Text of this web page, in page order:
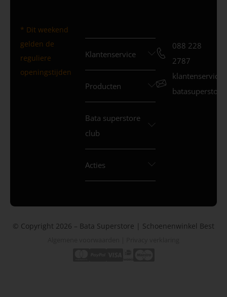
* Dit weekend
gelden de
reguliere
openingstijden
Klantenservice
Producten
Bata superstore
club
Acties
088 228
2787
© Copyright 2026 – Bata Superstore | Schoenenwinkel Best